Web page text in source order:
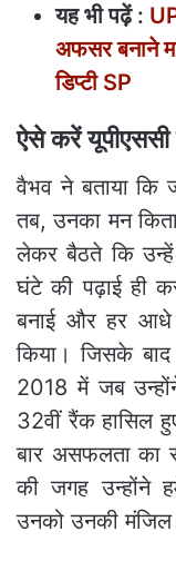
यह भी पढ़ें :
अफसर बनाने
डिप्टी SP
ऐसे करें यूपीएससी
वैभव ने बताया कि
तब, उनका मन
लेकर बैठते कि
घंटे की पढ़ाई ही
बनाई और हर
किया। जिसके
2018 में जब
32वीं रैंक हासिल
बार असफलता का
की जगह उन्होंने
उनको उनकी मंजिल